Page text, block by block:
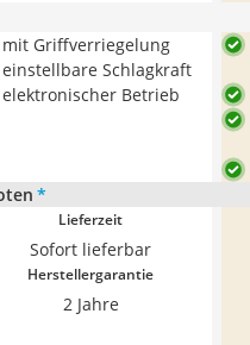
mit Griffverriegelung
einstellbare Schlagkraft
elektronischer Betrieb
*
Lieferzeit
Sofort lieferbar
Herstellergarantie
2 Jahre